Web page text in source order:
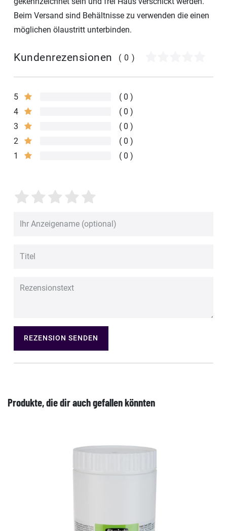
Beim Versand sind Behältnisse zu verwenden die einen
möglichen ölaustritt unterbinden.
Kundenrezensionen (0)
5
0
4
0
3
0
2
0
1
0
REZENSION SENDEN
Produkte, die dir auch gefallen könnten